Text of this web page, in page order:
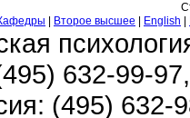
Второе высшее English
632-99-
(495) 632-